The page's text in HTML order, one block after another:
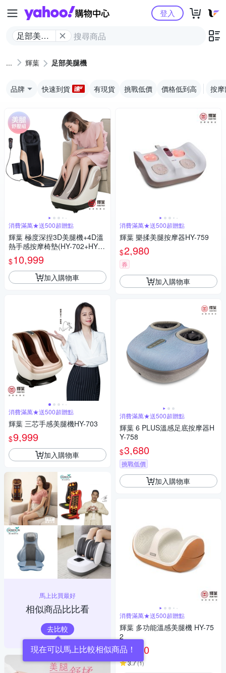
Yahoo購物中心
足部美腿
登入
輝葉 足部美腿機
品牌 快速到貨 有現貨 挑戰低價 價格低到高 按
消費滿萬★送500超贈點
輝葉 極度深捏3D美腿機+4D溫
熱手感按摩椅墊(HY-702+HY-6
33)
$10,999
加入購物車
消費滿萬★送500超贈點
輝葉 三芯手感美腿機HY-703
$9,999
加入購物車
馬上比買最好
相似商品比比看
去比較
現在可以馬上比較相似商品！
消費滿萬★送500超贈點
輝葉 樂揉美腿按摩器HY-759
$2,980
券
加入購物車
消費滿萬★送500超贈點
輝葉 6 PLUS溫感足底按摩器H
Y-758
$3,680
挑戰低價
加入購物車
消費滿萬★送500超贈點
輝葉 多功能溫感美腿機 HY-75
2
$2,280
3.7(1)